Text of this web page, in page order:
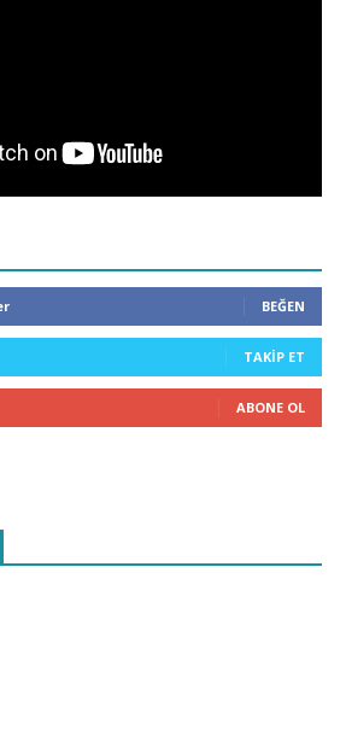
BEĞEN
TAKIP ET
ABONE OL